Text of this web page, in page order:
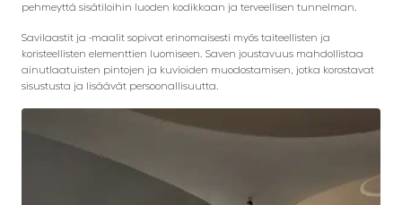
pehmeyttä sisätiloihin luoden kodikkaan ja terveellisen tunnelman.
Savilaastit ja -maalit sopivat erinomaisesti myös taiteellisten ja
koristeellisten elementtien luomiseen. Saven joustavuus mahdollistaa
ainutlaatuisten pintojen ja kuvioiden muodostamisen, jotka korostavat
sisustusta ja lisäävät persoonallisuutta.